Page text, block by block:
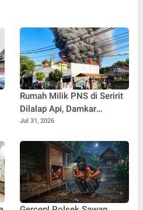
Rumah Milik PNS di Seririt
Dilalap Api, Damkar
Buleleng Berjibaku Selama
Kebakaran
Jul 31, 2026